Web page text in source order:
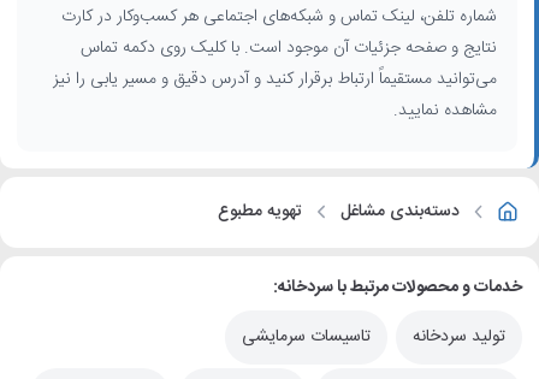
شماره تلفن، لینک تماس و شبکه‌های اجتماعی هر کسب‌وکار در کارت
نتایج و صفحه جزئیات آن موجود است. با کلیک روی دکمه تماس
می‌توانید مستقیماً ارتباط برقرار کنید و آدرس دقیق و مسیر یابی را نیز
مشاهده نمایید.
دسته‌بندی مشاغل تهویه مطبوع
خدمات و محصولات مرتبط با سردخانه:
تولید سردخانه
تاسیسات سرمایشی